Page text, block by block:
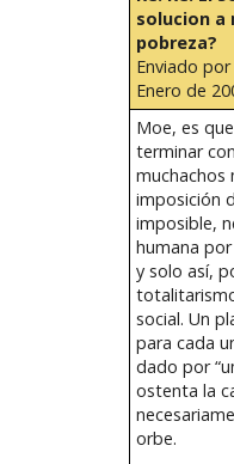
solucion a
pobreza?
Enviado por
Enero de
Moe, es
terminar
muchachos
imposición
imposible,
humana
y solo así,
social. Un
para cada
dado por
ostenta la
orbe.